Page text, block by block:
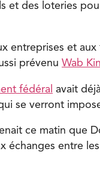
et des loteries
entreprises et
prévenu Wab
fédéral avait
se verront
ce matin que
échanges entre